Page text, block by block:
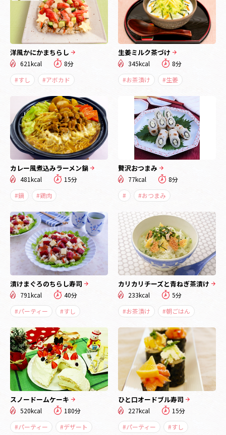
洋風かにかまちらし
621kcal
8分
#すし
#アボカド
生姜ミルク茶づけ
345kcal
8分
#お茶漬け
#生姜
カレー風煮込みラーメン鍋
481kcal
15分
#鍋
#鶏肉
贅沢おつまみ
77kcal
8分
#
#おつまみ
漬けまぐろのちらし寿司
791kcal
40分
#パーティー
#すし
カリカリチーズと青ねぎ茶漬け
233kcal
5分
#お茶漬け
#朝ごはん
スノードームケーキ
520kcal
180分
#パーティー
#デザート
ひと口オードブル寿司
227kcal
15分
#パーティー
#すし